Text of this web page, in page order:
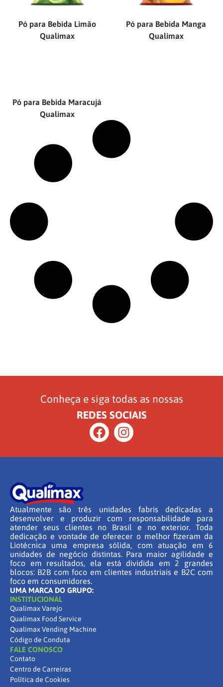
Pó para Bebida Limão
Qualimax
Pó para Bebida Manga
Qualimax
Pó para Bebida Maracujá
Qualimax
Conheça e siga todas as nossas
REDES SOCIAIS
Atualmente são três unidades fabris dedicadas a
desenvolver e produzir com responsabilidade para
atender seus clientes no Brasil e no exterior. Toda
dedicação e vontade de oferecer o melhor fizeram da
Liotécnica uma empresa sólida, com atuação em 6
unidades de negócio distintas. Para maior agilidade e
foco em resultados, ela está dividida em 2 grandes
blocos: B2B com foco em clientes industriais e B2C com
foco em consumidores.
UMA MARCA DO GRUPO:
INSTITUCIONAL
Qualimax Varejo
Qualimax Food Service
Qualimax Vending Machine
Código de Conduta
FALE CONOSCO
Contato
Centro de Carreiras
Política de Cookies